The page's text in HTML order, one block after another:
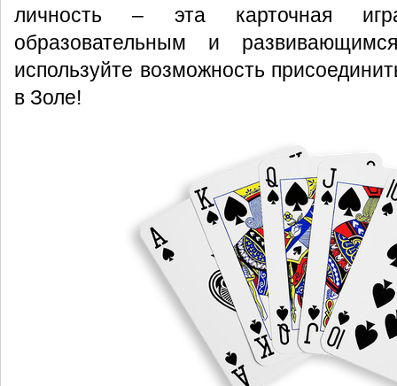
личность – эта карточная
образовательным и
используйте возможность
в Золе!